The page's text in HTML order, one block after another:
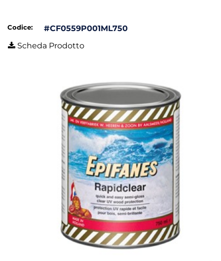
Codice:
#CF0559P001ML750
Scheda Prodotto